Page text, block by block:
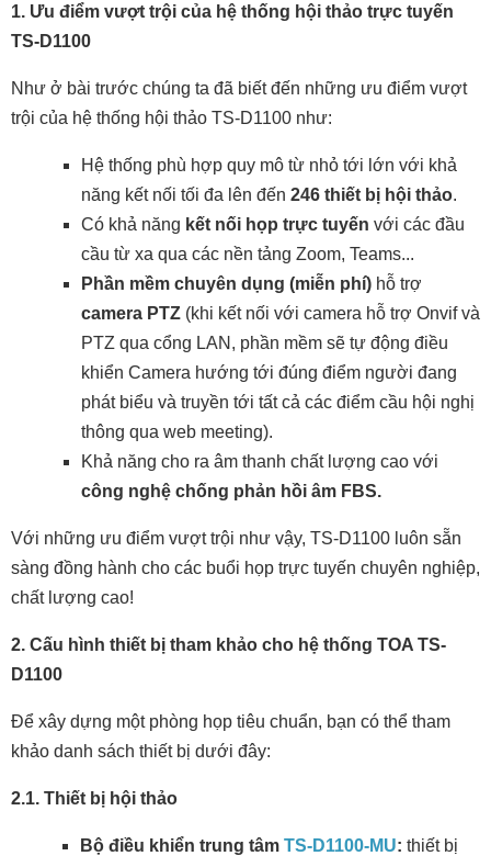
1. Ưu điểm vượt trội của hệ thống hội thảo trực tuyến
TS-D1100
Như ở bài trước chúng ta đã biết đến những ưu điểm vượt
trội của hệ thống hội thảo TS-D1100 như:
Hệ thống phù hợp quy mô từ nhỏ tới lớn với khả
năng kết nối tối đa lên đến 246 thiết bị hội thảo.
Có khả năng kết nối họp trực tuyến với các đầu
cầu từ xa qua các nền tảng Zoom, Teams...
Phần mềm chuyên dụng (miễn phí) hỗ trợ
camera PTZ (khi kết nối với camera hỗ trợ Onvif và
PTZ qua cổng LAN, phần mềm sẽ tự động điều
khiển Camera hướng tới đúng điểm người đang
phát biểu và truyền tới tất cả các điểm cầu hội nghị
thông qua web meeting).
Khả năng cho ra âm thanh chất lượng cao với
công nghệ chống phản hồi âm FBS.
Với những ưu điểm vượt trội như vậy, TS-D1100 luôn sẵn
sàng đồng hành cho các buổi họp trực tuyến chuyên nghiệp,
chất lượng cao!
2. Cấu hình thiết bị tham khảo cho hệ thống TOA TS-
D1100
Để xây dựng một phòng họp tiêu chuẩn, bạn có thể tham
khảo danh sách thiết bị dưới đây:
2.1. Thiết bị hội thảo
Bộ điều khiển trung tâmTS-D1100-MU: thiết bị